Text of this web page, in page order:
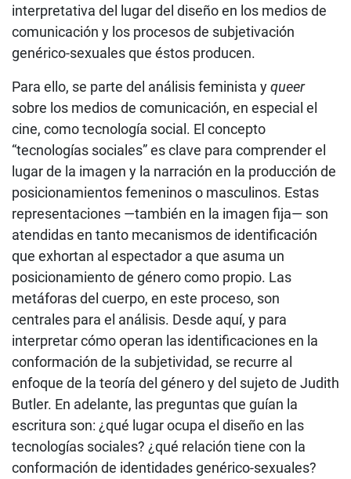
interpretativa del lugar del diseño en los medios de
comunicación y los procesos de subjetivación
genérico-sexuales que éstos producen.
Para ello, se parte del análisis feminista yqueer
sobre los medios de comunicación, en especial el
cine, como tecnología social. El concepto
“tecnologías sociales” es clave para comprender el
lugar de la imagen y la narración en la producción de
posicionamientos femeninos o masculinos. Estas
representaciones —también en la imagen fija— son
atendidas en tanto mecanismos de identificación
que exhortan al espectador a que asuma un
posicionamiento de género como propio. Las
metáforas del cuerpo, en este proceso, son
centrales para el análisis. Desde aquí, y para
interpretar cómo operan las identificaciones en la
conformación de la subjetividad, se recurre al
enfoque de la teoría del género y del sujeto de Judith
Butler. En adelante, las preguntas que guían la
escritura son: ¿qué lugar ocupa el diseño en las
tecnologías sociales? ¿qué relación tiene con la
conformación de identidades genérico-sexuales?